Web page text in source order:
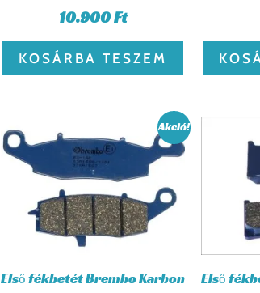
10.900Ft
KOSÁRBA TESZEM
Akció!
Első fékbetét Brembo Karbon
price
was:
10.390 Ft.
Current
price
is:
9.663 Ft.
Első